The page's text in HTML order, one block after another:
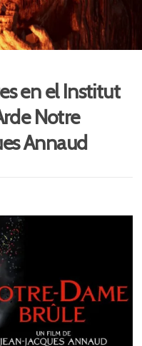
en el Institut
Notre
Annaud